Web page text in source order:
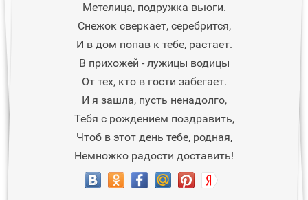
Метелица, подружка вьюги.
Снежок сверкает, серебрится,
И в дом попав к тебе, растает.
В прихожей - лужицы водицы
От тех, кто в гости забегает.
И я зашла, пусть ненадолго,
Тебя с рождением поздравить,
Чтоб в этот день тебе, родная,
Немножко радости доставить!